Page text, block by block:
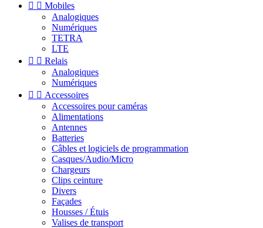
  Mobiles
Analogiques
Numériques
TETRA
LTE
  Relais
Analogiques
Numériques
  Accessoires
Accessoires pour caméras
Alimentations
Antennes
Batteries
Câbles et logiciels de programmation
Casques/Audio/Micro
Chargeurs
Clips ceinture
Divers
Façades
Housses / Étuis
Valises de transport